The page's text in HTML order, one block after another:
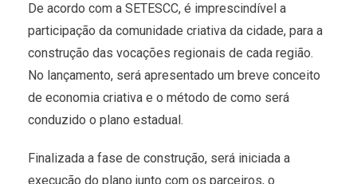
De acordo com a SETESCC, é imprescindível a
participação da comunidade criativa da cidade, para a
construção das vocações regionais de cada região.
No lançamento, será apresentado um breve conceito
de economia criativa e o método de como será
conduzido o plano estadual.
Finalizada a fase de construção, será iniciada a
execução do plano junto com os parceiros, o